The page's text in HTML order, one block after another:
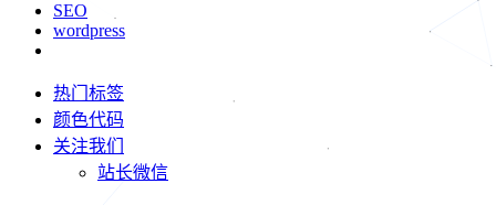
SEO
wordpress
热门标签
颜色代码
关注我们
站长微信